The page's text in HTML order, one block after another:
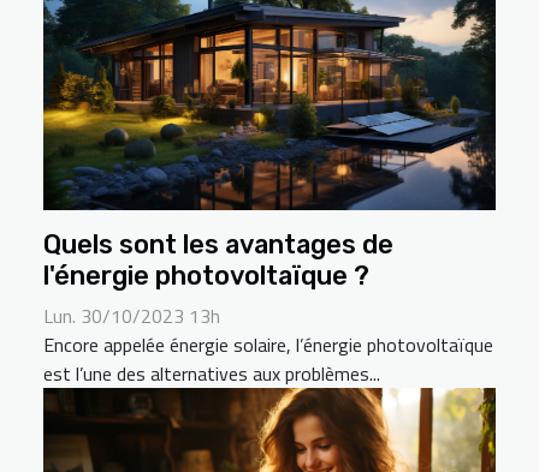
Quels sont les avantages de
l'énergie photovoltaïque ?
Lun. 30/10/2023 13h
Encore appelée énergie solaire, l’énergie photovoltaïque
est l’une des alternatives aux problèmes...